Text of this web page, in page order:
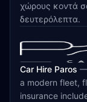
χώρους κοντά
δευτερόλεπτα.
Car Hire Paros
a modern fleet,
insurance